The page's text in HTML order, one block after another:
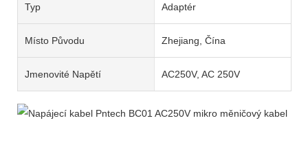
Typ Adaptér
Místo Původu Zhejiang, Čína
Jmenovité Napětí AC250V, AC 250V